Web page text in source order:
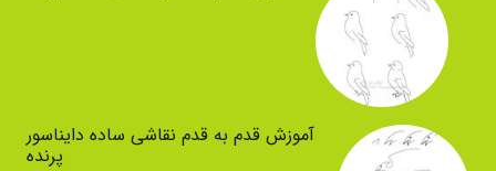
آموزش قدم به قدم نقاشی ساده دایناسور
پرنده